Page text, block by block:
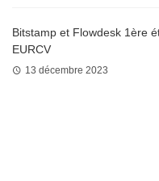
Bitstamp et Flowdesk 1ère
EURCV
13 décembre 2023